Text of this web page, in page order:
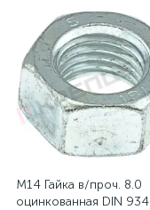
М14 Гайка в/проч. 8.0
оцинкованная DIN 934